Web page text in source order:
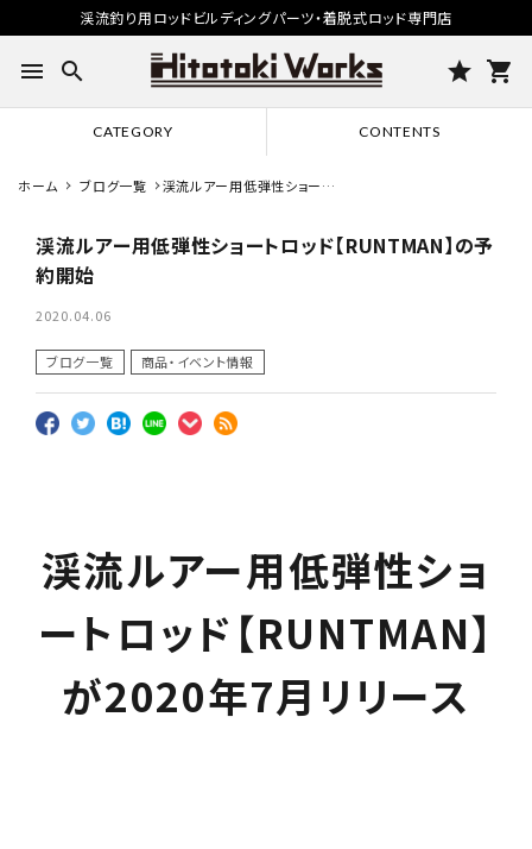
渓流釣り用ロッドビルディングパーツ・着脱式ロッド専門店
menu search star shopping_cart
CATEGORY CONTENTS
ホーム ブログ一覧
渓流ルアー用低弾性ショート
渓流ルアー用低弾性ショートロッド【RUNTMAN】の予
約開始
2020.04.06
ブログ一覧 商品・イベント情報
渓流ルアー用低弾性ショ
ートロッド【RUNTMAN】
が2020年7月リリース